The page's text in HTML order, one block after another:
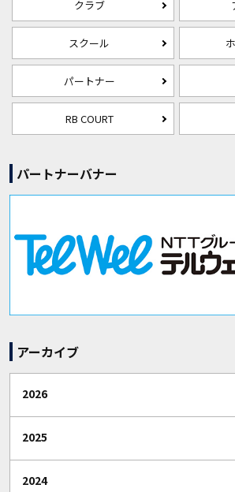
クラブ
スクール
パートナー
RB COURT
パートナーバナー
アーカイブ
2026
2025
2024